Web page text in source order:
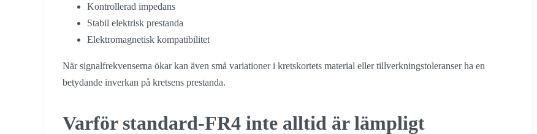
Kontrollerad impedans
Stabil elektrisk prestanda
Elektromagnetisk kompatibilitet
När signalfrekvenserna ökar kan även små variationer i kretskortets material eller tillverkningstoleranser ha en
betydande inverkan på kretsens prestanda.
Varför standard-FR4 inte alltid är lämpligt